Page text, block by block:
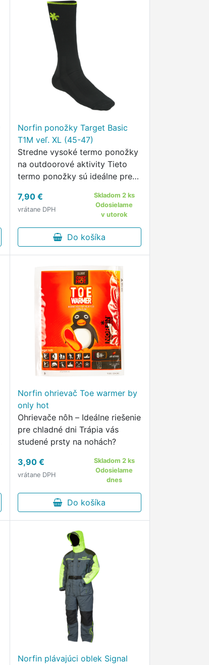
Norfin ponožky Target Basic
T1M veľ. XL (45-47)
Stredne vysoké termo ponožky
na outdoorové aktivity Tieto
termo ponožky sú ideálne pre
aktivít.
7,90 €
vrátane DPH
Skladom 2 ks
Odosielame
v utorok
Do košíka
Norfin ohrievač Toe warmer by
only hot
Ohrievače nôh – Ideálne riešenie
pre chladné dni Trápia vás
studené prsty na nohách?
3,90 €
vrátane DPH
Skladom 2 ks
Odosielame
dnes
Do košíka
Norfin plávajúci oblek Signal